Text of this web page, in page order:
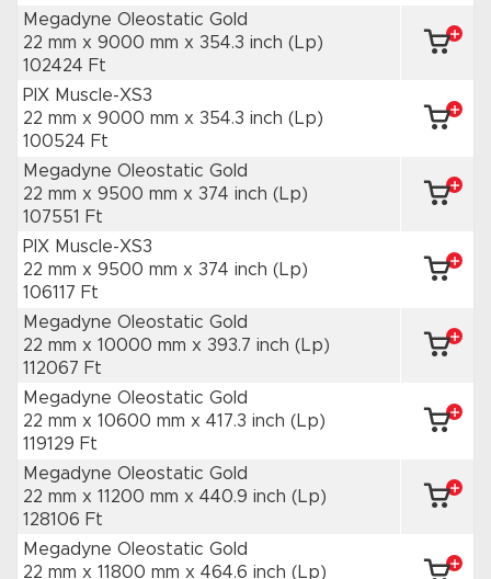
Megadyne Oleostatic Gold
22 mm x 9000 mm x 354.3 inch (Lp)
102424 Ft
PIX Muscle-XS3
22 mm x 9000 mm x 354.3 inch (Lp)
100524 Ft
Megadyne Oleostatic Gold
22 mm x 9500 mm x 374 inch (Lp)
107551 Ft
PIX Muscle-XS3
22 mm x 9500 mm x 374 inch (Lp)
106117 Ft
Megadyne Oleostatic Gold
22 mm x 10000 mm x 393.7 inch (Lp)
112067 Ft
Megadyne Oleostatic Gold
22 mm x 10600 mm x 417.3 inch (Lp)
119129 Ft
Megadyne Oleostatic Gold
22 mm x 11200 mm x 440.9 inch (Lp)
128106 Ft
Megadyne Oleostatic Gold
22 mm x 11800 mm x 464.6 inch (Lp)